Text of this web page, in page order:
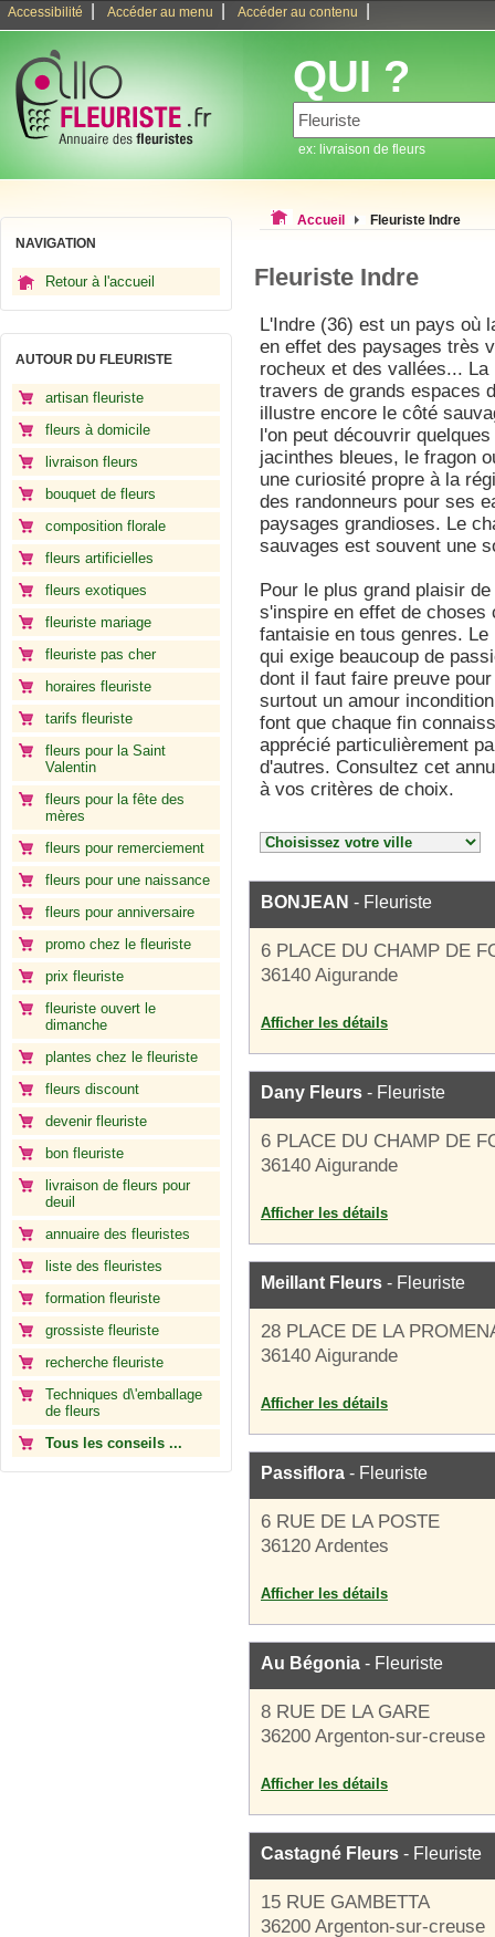
Accessibilité Accéder au menu Accéder au contenu
QUI ?
ex: livraison de fleurs
NAVIGATION
Retour à l'accueil
AUTOUR DU FLEURISTE
artisan fleuriste
fleurs à domicile
livraison fleurs
bouquet de fleurs
composition florale
fleurs artificielles
fleurs exotiques
fleuriste mariage
fleuriste pas cher
horaires fleuriste
tarifs fleuriste
fleurs pour la Saint
Valentin
fleurs pour la fête des
mères
fleurs pour remerciement
fleurs pour une naissance
fleurs pour anniversaire
promo chez le fleuriste
prix fleuriste
fleuriste ouvert le
dimanche
plantes chez le fleuriste
fleurs discount
devenir fleuriste
bon fleuriste
livraison de fleurs pour
deuil
annuaire des fleuristes
liste des fleuristes
formation fleuriste
grossiste fleuriste
recherche fleuriste
Techniques d\'emballage
de fleurs
Tous les conseils ...
Accueil Fleuriste Indre
Fleuriste Indre
L'Indre (36) est un pays où
en effet des paysages très
rocheux et des vallées...
travers de grands espaces
illustre encore le côté
l'on peut découvrir
jacinthes bleues, le fragon
une curiosité propre à la
des randonneurs pour ses
paysages grandioses. Le
sauvages est souvent une
Pour le plus grand plaisir
s'inspire en effet de choses
fantaisie en tous genres.
qui exige beaucoup de
dont il faut faire preuve
surtout un amour
font que chaque fin
apprécié particulièrement
d'autres. Consultez cet
à vos critères de choix.
BONJEAN - Fleuriste
6 PLACE DU CHAMP DE
36140 Aigurande
Afficher les détails
Dany Fleurs - Fleuriste
6 PLACE DU CHAMP DE
36140 Aigurande
Afficher les détails
Meillant Fleurs - Fleuriste
28 PLACE DE LA
36140 Aigurande
Afficher les détails
Passiflora - Fleuriste
6 RUE DE LA POSTE
36120 Ardentes
Afficher les détails
Au Bégonia - Fleuriste
8 RUE DE LA GARE
36200 Argenton-sur-creuse
Afficher les détails
Castagné Fleurs - Fleuriste
15 RUE GAMBETTA
36200 Argenton-sur-creuse